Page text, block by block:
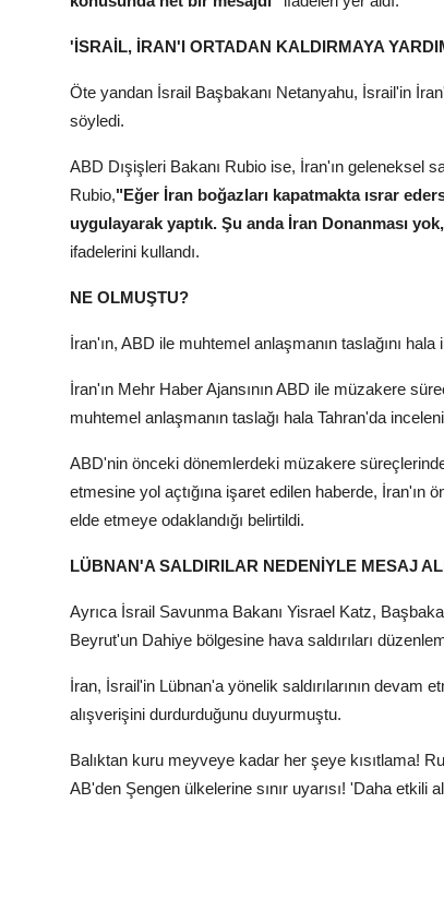
'İSRAİL, İRAN'I ORTADAN KALDIRMAYA
Öte yandan İsrail Başbakanı Netanyahu, İsrail'in
söyledi.
ABD Dışişleri Bakanı Rubio ise, İran'ın geleneksel
Rubio,"Eğer İran boğazları kapatmakta ısrar
uygulayarak yaptık. Şu anda İran Donanması
ifadelerini kullandı.
NE OLMUŞTU?
İran'ın, ABD ile muhtemel anlaşmanın taslağını
İran'ın Mehr Haber Ajansının ABD ile müzakere
muhtemel anlaşmanın taslağı hala Tahran'da
ABD'nin önceki dönemlerdeki müzakere
etmesine yol açtığına işaret edilen haberde,
elde etmeye odaklandığı belirtildi.
LÜBNAN'A SALDIRILAR NEDENİYLE MESAJ
Ayrıca İsrail Savunma Bakanı Yisrael Katz,
Beyrut'un Dahiye bölgesine hava saldırıları
İran, İsrail'in Lübnan'a yönelik saldırılarının
alışverişini durdurduğunu duyurmuştu.
Balıktan kuru meyveye kadar her şeye kısıtlama!
AB'den Şengen ülkelerine sınır uyarısı! 'Daha etkili